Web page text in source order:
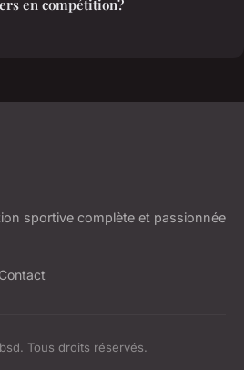
en compétition?
sportive complète et passionnée
Contact
Tous droits réservés.